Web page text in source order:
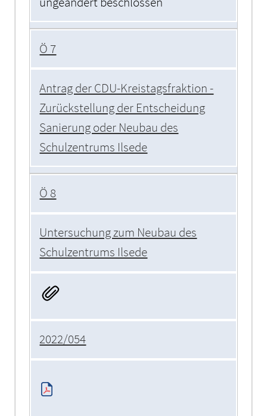
Ö 7
Antrag der CDU-Kreistagsfraktion -
Zurückstellung der Entscheidung
Sanierung oder Neubau des
Schulzentrums Ilsede
Ö 8
Untersuchung zum Neubau des
Schulzentrums Ilsede
2022/054